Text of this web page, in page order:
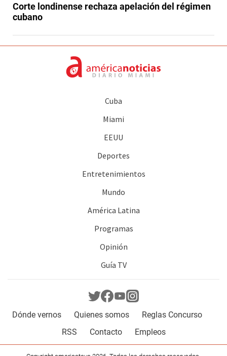
Corte londinense rechaza apelación del régimen
cubano
Cuba
Miami
EEUU
Deportes
Entretenimientos
Mundo
América Latina
Programas
Opinión
Guía TV
Dónde vernos Quienes somos
Reglas Concurso
RSS
Contacto Empleos